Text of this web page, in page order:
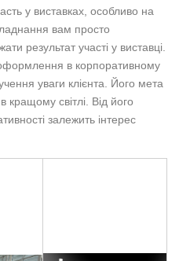
у виставках, особливо на
вам просто
результат участі у виставці.
в корпоративному
уваги клієнта. Його мета
світлі. Від його
залежить інтерес